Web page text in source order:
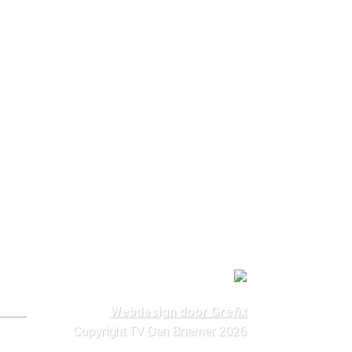
Webdesign door Grèfix
Copyright TV Den Briemer 2026